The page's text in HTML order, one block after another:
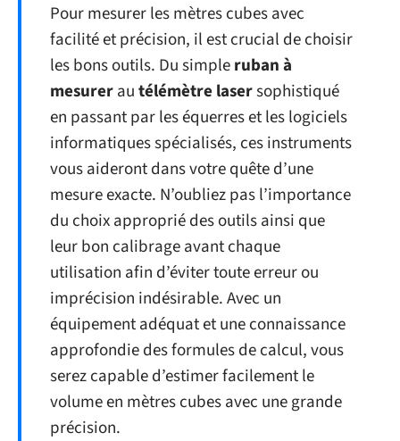
Pour mesurer les mètres cubes avec
facilité et précision, il est crucial de choisir
les bons outils. Du simpleruban à
mesurerautélémètre lasersophistiqué
en passant par les équerres et les logiciels
informatiques spécialisés, ces instruments
vous aideront dans votre quête d’une
mesure exacte. N’oubliez pas l’importance
du choix approprié des outils ainsi que
leur bon calibrage avant chaque
utilisation afin d’éviter toute erreur ou
imprécision indésirable. Avec un
équipement adéquat et une connaissance
approfondie des formules de calcul, vous
serez capable d’estimer facilement le
volume en mètres cubes avec une grande
précision.